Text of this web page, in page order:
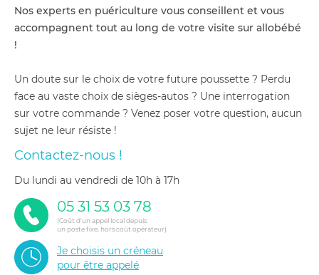
Nos experts en puériculture vous conseillent et vous
accompagnent tout au long de votre visite sur allobébé
!
Un doute sur le choix de votre future poussette ? Perdu
face au vaste choix de sièges-autos ? Une interrogation
sur votre commande ? Venez poser votre question, aucun
sujet ne leur résiste !
Contactez-nous !
du lundi au vendredi de 10h à 17h
05 31 53 03 78
(Coût d'un appel local depuis
un poste fixe, hors coût opérateur)
Je choisis un créneau
pour être appelé